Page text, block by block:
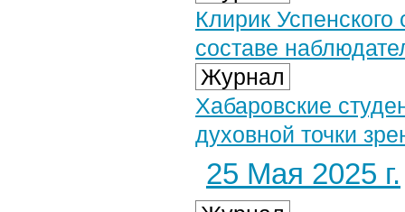
Клирик
составе
Журнал
Хабаровские
духовной точки
25 Мая 2025 г.